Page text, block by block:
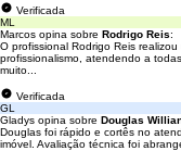
Verificada
ML
Marcos opina sobre Rodrigo Reis:
O profissional Rodrigo Reis
profissionalismo, atendendo a
muito...
Verificada
GL
Gladys opina sobre Douglas
Douglas foi rápido e cortês no
imóvel. Avaliação técnica foi